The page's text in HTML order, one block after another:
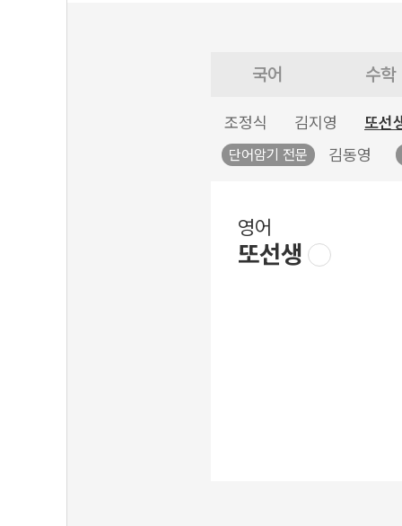
국어 수학
조정식 김지영 또선
단어암기 전문 김동영
영어
또선생